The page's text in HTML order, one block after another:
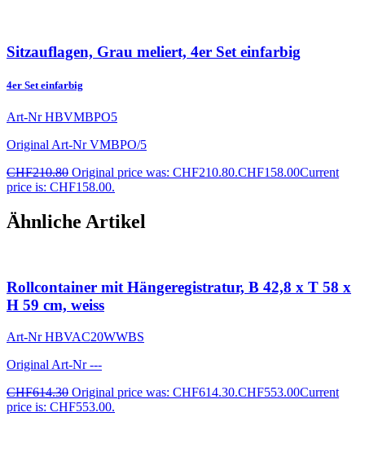
Sitzauflagen, Grau meliert, 4er Set einfarbig
4er Set einfarbig
Art-NrHBVMBPO5
Original Art-NrVMBPO/5
CHF210.80 Original price was: CHF210.80.CHF158.00Current
price is: CHF158.00.
Ähnliche Artikel
Rollcontainer mit Hängeregistratur, B 42,8 x T 58 x
H 59 cm, weiss
Art-NrHBVAC20WWBS
Original Art-Nr---
CHF614.30 Original price was: CHF614.30.CHF553.00Current
price is: CHF553.00.